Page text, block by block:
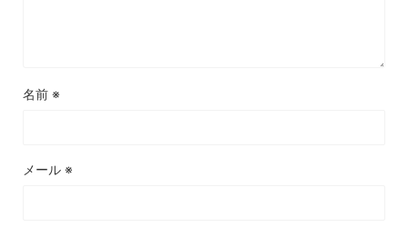
名前 ※
メール ※